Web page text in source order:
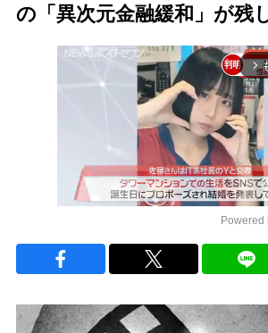
の「異次元金融緩和」が残
arrow_forward_ios
Powered